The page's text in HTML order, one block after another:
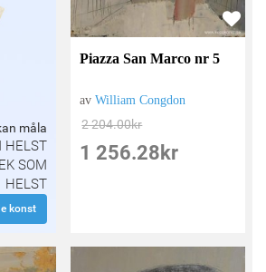
måla
HELST
SOM
HELST
konst
Piazza San Marco nr 5
avWilliam Congdon
2 204.00kr
1 256.28 kr